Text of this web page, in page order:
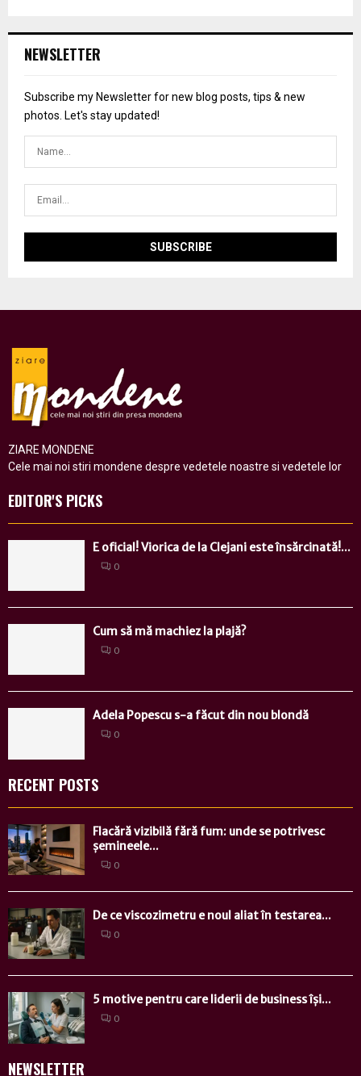
NEWSLETTER
Subscribe my Newsletter for new blog posts, tips & new
photos. Let's stay updated!
ZIARE MONDENE
Cele mai noi stiri mondene despre vedetele noastre si vedetele lor
EDITOR'S PICKS
E oficial! Viorica de la Clejani este însărcinată!...
0
Cum să mă machiez la plajă?
0
Adela Popescu s-a făcut din nou blondă
0
RECENT POSTS
Flacără vizibilă fără fum: unde se potrivesc
șemineele...
0
De ce viscozimetru e noul aliat în testarea...
0
5 motive pentru care liderii de business își...
0
NEWSLETTER